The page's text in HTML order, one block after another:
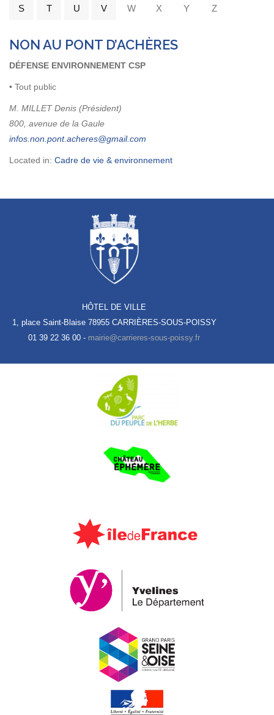
S T U V W X Y Z
NON AU PONT D’ACHÈRES
DÉFENSE ENVIRONNEMENT CSP
• Tout public
M. MILLET Denis (Président)
800, avenue de la Gaule
Located in: Cadre de vie & environnement
HÔTEL DE VILLE
1, place Saint-Blaise 78955 CARRIÈRES-SOUS-POISSY
01 39 22 36 00 -